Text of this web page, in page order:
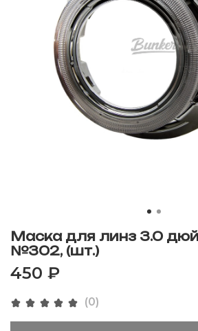
(0)
Маска для линз 3.0
№302, (шт.)
450 ₽